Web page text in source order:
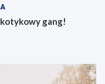
gang!